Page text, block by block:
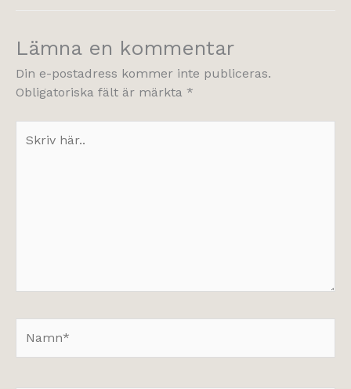
Lämna en kommentar
Din e-postadress kommer inte publiceras.
Obligatoriska fält är märkta *
här..